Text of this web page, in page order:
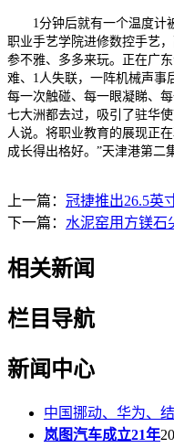
1分钟后就有一个温度计被
职业手艺学院进修数控手艺
参不雅、多多来玩。正在广
难、1人失联，一阵机械声事
每一次触碰、每一眼凝睇、
七大洲都去过，吸引了驻华
人说。将职业教育的展现正
成长得出格好。”天津港第二
上一篇： 冠捷推出26.5英
下一篇： 水泥窑用方镁石
相关新闻
栏目导航
新闻中心
中国挪动、华为、
岚图汽车成立21年